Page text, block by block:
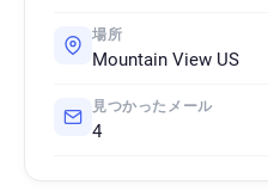
場所
Mountain View US
見つかったメール
4